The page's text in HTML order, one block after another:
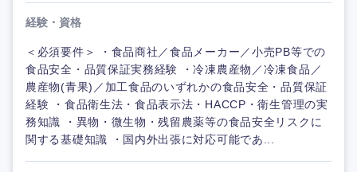
経験・資格
＜必須要件＞ ・食品商社／食品メーカー／小売PB等での
食品安全・品質保証実務経験 ・冷凍農産物／冷凍食品／
農産物(青果)／加工食品のいずれかの食品安全・品質保証
経験 ・食品衛生法・食品表示法・HACCP・衛生管理の実
務知識 ・異物・微生物・残留農薬等の食品安全リスクに
関する基礎知識 ・国内外出張に対応可能であ...